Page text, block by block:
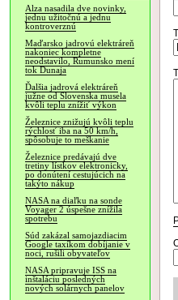
Alza nasadila dve novinky,
jednu užitočnú a jednu
kontroverznú
Maďarsko jadrovú elektráreň
nakoniec kompletne
neodstavilo, Rumunsko mení
tok Dunaja
Ďalšia jadrová elektráreň
južne od Slovenska musela
kvôli teplu znížiť výkon
Železnice znižujú kvôli teplu
rýchlosť iba na 50 km/h,
spôsobuje to meškanie
Železnice predávajú dve
tretiny lístkov elektronicky,
po donútení cestujúcich na
takýto nákup
NASA na diaľku na sonde
Voyager 2 úspešne znížila
spotrebu
Súd zakázal samojazdiacim
Google taxíkom dobíjanie v
noci, rušili obyvateľov
NASA pripravuje ISS na
inštaláciu posledných
nových solárnych panelov